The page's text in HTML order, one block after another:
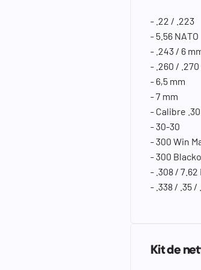
- .22 / .223
- 5.56 NATO
- .243 / 6
- .260 /
- 6,5 mm
- 7 mm
- Calibre
- 30-30
- 300 Win
- 300
- .308 / 7.62
- .338 / .35 /
Kit de